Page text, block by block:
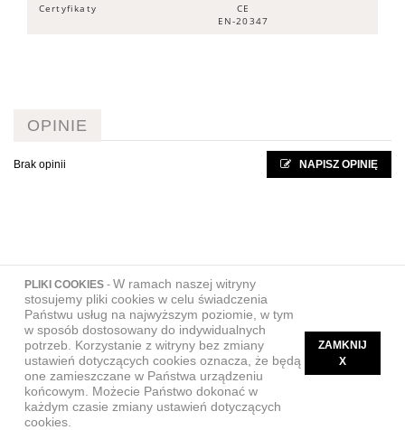
Certyfikaty
CE
EN-20347
OPINIE
Brak opinii NAPISZ OPINIĘ
PLIKI COOKIES - W ramach naszej witryny
stosujemy pliki cookies w celu świadczenia
Państwu usług na najwyższym poziomie, w tym
w sposób dostosowany do indywidualnych
potrzeb. Korzystanie z witryny bez zmiany
ustawień dotyczących cookies oznacza, że będą
one zamieszczane w Państwa urządzeniu
końcowym. Możecie Państwo dokonać w
każdym czasie zmiany ustawień dotyczących
cookies.
ZAMKNIJ
X